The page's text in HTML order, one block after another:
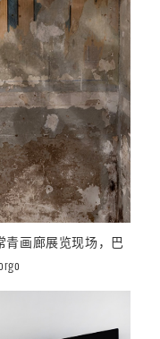
青画廊展览现场，巴